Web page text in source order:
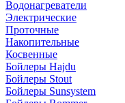
Водонагреватели
Электрические
Проточные
Накопительные
Косвенные
Бойлеры Hajdu
Бойлеры Stout
Бойлеры Sunsystem